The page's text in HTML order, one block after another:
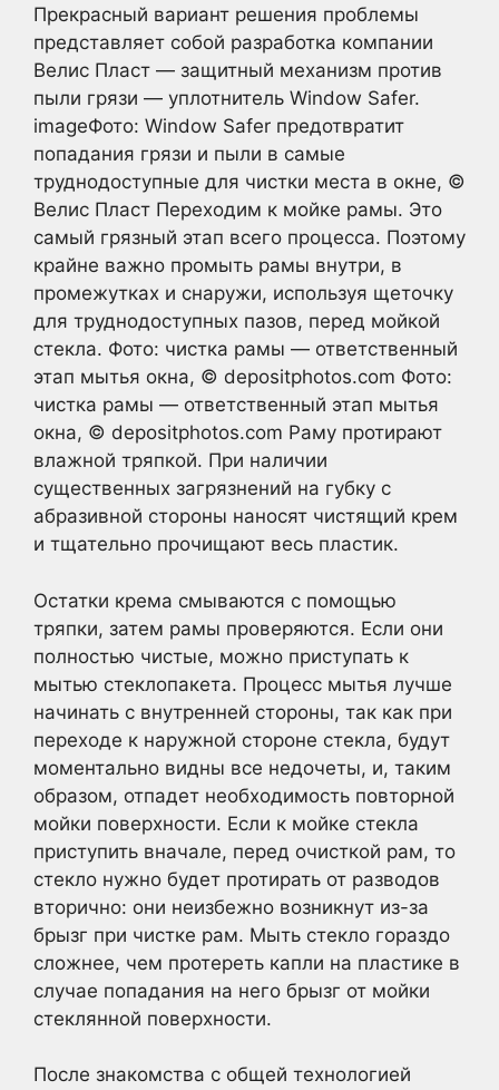
Прекрасный вариант решения проблемы
представляет собой разработка компании
Велис Пласт — защитный механизм против
пыли грязи — уплотнитель Window Safer.
imageФото: Window Safer предотвратит
попадания грязи и пыли в самые
труднодоступные для чистки места в окне, ©
Велис Пласт Переходим к мойке рамы. Это
самый грязный этап всего процесса. Поэтому
крайне важно промыть рамы внутри, в
промежутках и снаружи, используя щеточку
для труднодоступных пазов, перед мойкой
стекла. Фото: чистка рамы — ответственный
этап мытья окна, © depositphotos.com Фото:
чистка рамы — ответственный этап мытья
окна, © depositphotos.com Раму протирают
влажной тряпкой. При наличии
существенных загрязнений на губку с
абразивной стороны наносят чистящий крем
и тщательно прочищают весь пластик.
Остатки крема смываются с помощью
тряпки, затем рамы проверяются. Если они
полностью чистые, можно приступать к
мытью стеклопакета. Процесс мытья лучше
начинать с внутренней стороны, так как при
переходе к наружной стороне стекла, будут
моментально видны все недочеты, и, таким
образом, отпадет необходимость повторной
мойки поверхности. Если к мойке стекла
приступить вначале, перед очисткой рам, то
стекло нужно будет протирать от разводов
вторично: они неизбежно возникнут из-за
брызг при чистке рам. Мыть стекло гораздо
сложнее, чем протереть капли на пластике в
случае попадания на него брызг от мойки
стеклянной поверхности.
После знакомства с общей технологией